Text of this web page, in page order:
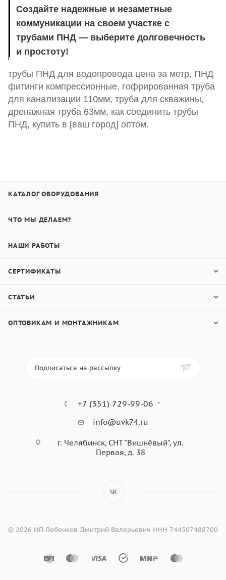
Создайте надежные и незаметные
коммуникации на своем участке с
трубами ПНД — выберите долговечность
и простоту!
трубы ПНД для водопровода цена за метр, ПНД
фитинги компрессионные, гофрированная труба
для канализации 110мм, труба для скважины,
дренажная труба 63мм, как соединить трубы
ПНД, купить в [ваш город] оптом.
КАТАЛОГ ОБОРУДОВАНИЯ
ЧТО МЫ ДЕЛАЕМ?
НАШИ РАБОТЫ
СЕРТИФИКАТЫ
СТАТЬИ
ОПТОВИКАМ И МОНТАЖНИКАМ
Подписаться на рассылку
+7 (351) 729-99-06
info@uvk74.ru
г. Челябинск, СНТ "Вишнёвый", ул.
Первая, д. 38
© 2026 ИП Лебенков Дмитрий Валерьевич ИНН 744507488700